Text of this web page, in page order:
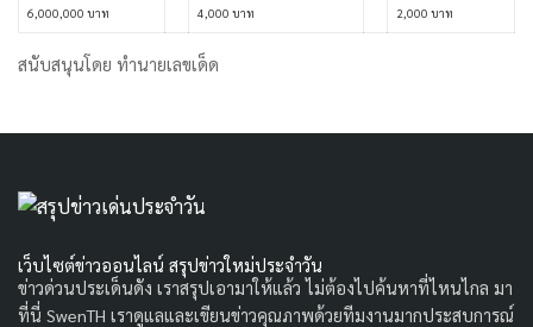
6,000,000 บาท 4,000 บาท 2,000 บาท
สนับสนุนโดย ทำนายเลขเด็ด
เว็บไซต์ข่าวออนไลน์ สรุปข่าวใหม่ประจำวัน
ข่าวด่วนประเด็นดัง เราสรุปเอามาให้แล้ว ไม่ต้องไปค้นหาที่ไหนไกล มา
ที่นี่ SwenTH เราดูแลและเขียนข่าวคุณภาพด้วยทีมงานมากประสบการณ์